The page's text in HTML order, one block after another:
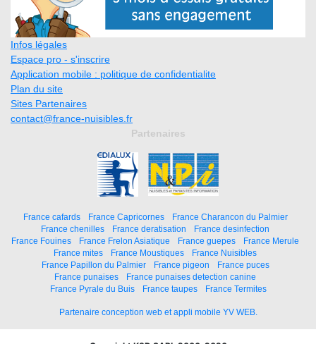
Infos légales
Espace pro - s'inscrire
Application mobile : politique de confidentialite
Plan du site
Sites Partenaires
contact@france-nuisibles.fr
Partenaires
France cafards France Capricornes
France Charancon du Palmier
France chenilles
France deratisation
France desinfection
France Fouines
France Frelon Asiatique France guepes
France Merule
France mites
France Moustiques
France Nuisibles
France Papillon du Palmier
France pigeon
France puces
France punaises
France punaises detection canine
France Pyrale du Buis
France taupes France Termites
Partenaire conception web et appli mobile YV WEB.